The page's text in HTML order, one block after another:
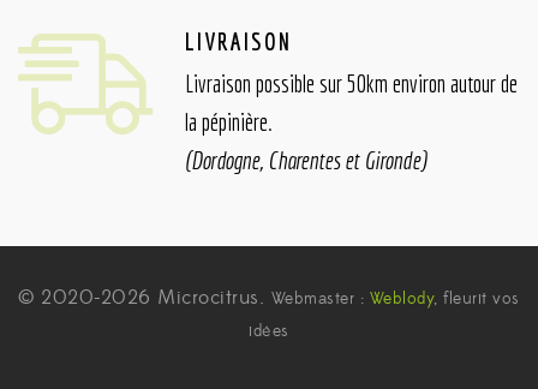
LIVRAISON
Livraison possible sur 50km environ autour de
la pépinière.
(Dordogne, Charentes et Gironde)
© 2020-2026 Microcitrus. Webmaster : Weblody, fleurit vos
idées